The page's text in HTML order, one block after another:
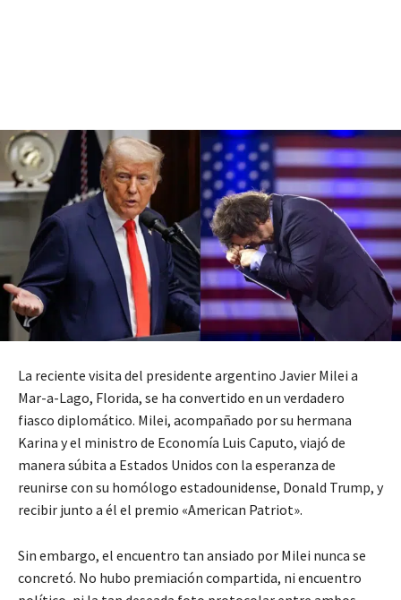
La reciente visita del presidente argentino Javier Milei a
Mar-a-Lago, Florida, se ha convertido en un verdadero
fiasco diplomático. Milei, acompañado por su hermana
Karina y el ministro de Economía Luis Caputo, viajó de
manera súbita a Estados Unidos con la esperanza de
reunirse con su homólogo estadounidense, Donald Trump, y
recibir junto a él el premio «American Patriot».
Sin embargo, el encuentro tan ansiado por Milei nunca se
concretó. No hubo premiación compartida, ni encuentro